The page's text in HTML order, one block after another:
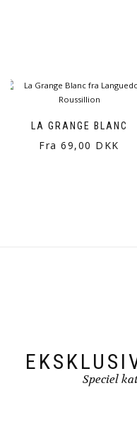
LA GRANGE BLANC
Fra 69,00 DKK
Speciel